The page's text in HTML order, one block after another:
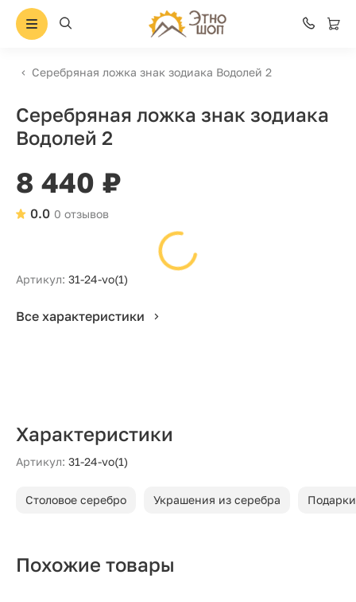
Серебряная ложка знак зодиака Водолей 2
Серебряная ложка знак зодиака
Водолей 2
8 440 ₽
0 отзывов
0.0
Артикул: 31-24-vo(1)
Все характеристики
Характеристики
Артикул: 31-24-vo(1)
Столовое серебро Украшения из серебра
Похожие товары